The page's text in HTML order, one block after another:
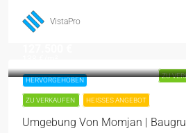
VistaPro
HERVORGEHOBEN
ZU
ZU VERKAUFEN HEISSES ANGEBOT
Umgebung Von Momjan |